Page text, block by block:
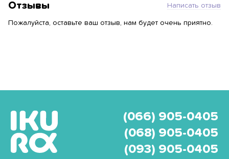
Отзывы Написать отзыв
Пожалуйста, оставьте ваш отзыв, нам будет очень приятно.
(066) 905-0405
(068) 905-0405
(093) 905-0405